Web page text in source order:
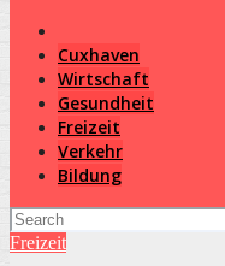
Cuxhaven
Wirtschaft
Gesundheit
Freizeit
Verkehr
Bildung
Freizeit